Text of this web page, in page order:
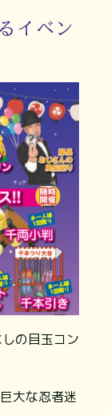
イベン
の目玉コン
大な忍者迷